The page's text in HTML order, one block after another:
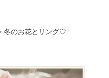
冬のお花とリング♡